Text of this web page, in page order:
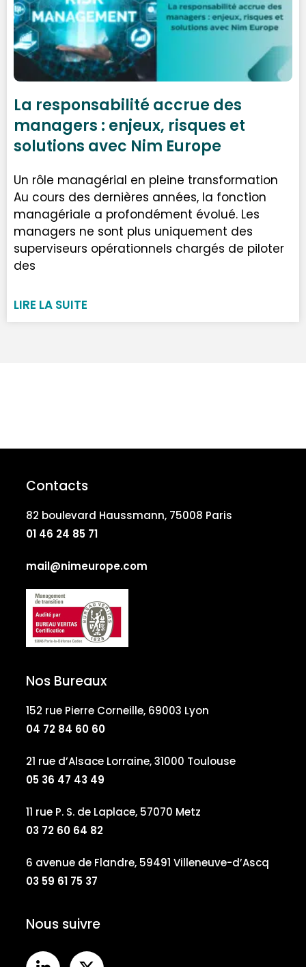
La responsabilité accrue des
managers : enjeux, risques et
solutions avec Nim Europe
Un rôle managérial en pleine transformation
Au cours des dernières années, la fonction
managériale a profondément évolué. Les
managers ne sont plus uniquement des
superviseurs opérationnels chargés de piloter
des
LIRE LA SUITE
Contacts
82 boulevard Haussmann, 75008 Paris
01 46 24 85 71
mail@nimeurope.com
Nos Bureaux
152 rue Pierre Corneille, 69003 Lyon
04 72 84 60 60
21 rue d’Alsace Lorraine, 31000 Toulouse
05 36 47 43 49
11 rue P. S. de Laplace, 57070 Metz
03 72 60 64 82
6 avenue de Flandre, 59491 Villeneuve-d’Ascq
03 59 61 75 37
Nous suivre